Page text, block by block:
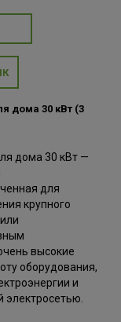
дома 30 кВт (3
дома 30 кВт —
для
крупного
высокие
оборудования,
и